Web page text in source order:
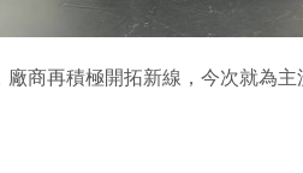
商再積極開拓新線，今次就為